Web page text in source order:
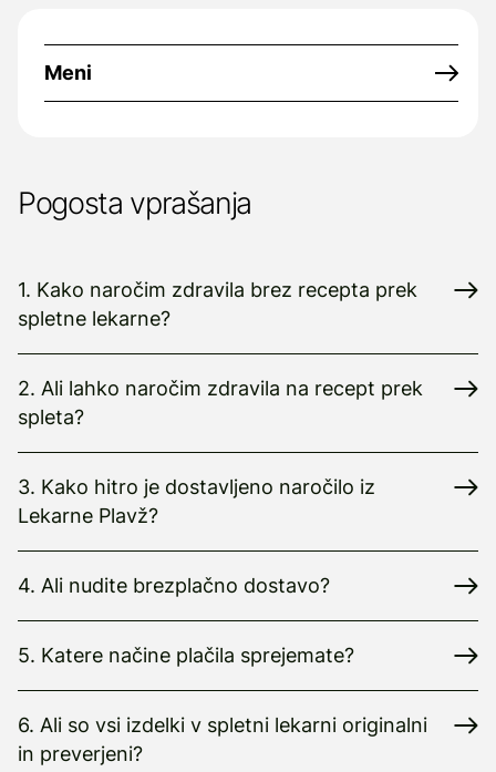
Meni
Pogosta vprašanja
1. Kako naročim zdravila brez recepta prek
spletne lekarne?
2. Ali lahko naročim zdravila na recept prek
spleta?
3. Kako hitro je dostavljeno naročilo iz
Lekarne Plavž?
4. Ali nudite brezplačno dostavo?
5. Katere načine plačila sprejemate?
6. Ali so vsi izdelki v spletni lekarni originalni
in preverjeni?